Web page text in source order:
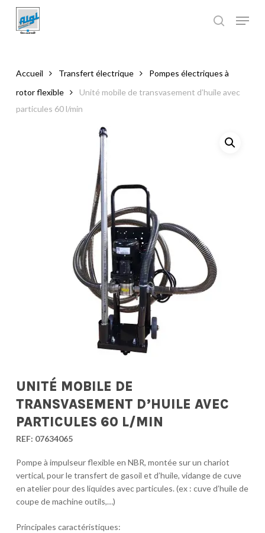
main
Accueil Transfert électrique
Pompes électriques à
rotor flexible
Unité mobile de transvasement d’huile avec
particules 60 l/min
UNITÉ MOBILE DE
TRANSVASEMENT D’HUILE AVEC
PARTICULES 60 L/MIN
REF: 07634065
Pompe à impulseur flexible en NBR, montée sur un chariot
vertical, pour le transfert de gasoil et d’huile, vidange de cuve
en atelier pour des liquides avec particules. (ex : cuve d’huile de
coupe de machine outils,…)
Principales caractéristiques: